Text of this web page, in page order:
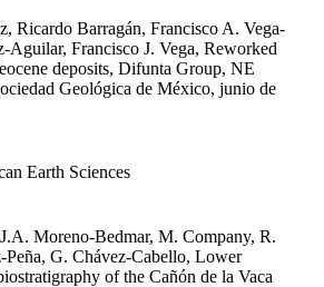
Ricardo Barragán, Francisco A. Vega-
Aguilar, Francisco J. Vega, Reworked
deposits, Difunta Group, NE
Geológica de México, junio de
Earth Sciences
Moreno-Bedmar, M. Company, R.
Peña, G. Chávez-Cabello, Lower
of the Cañón de la Vaca